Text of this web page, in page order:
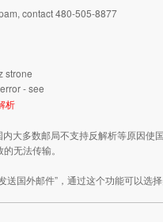
contact 480-505-8877
strone
- see
析
大多数邮局不支持反解析等原因使
无法传输。
国外邮件”，通过这个功能可以选